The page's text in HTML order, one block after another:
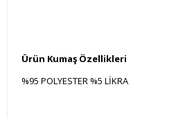
Ürün Kumaş Özellikleri
%95 POLYESTER %5 LİKRA